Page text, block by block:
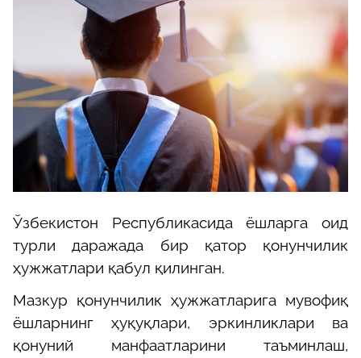
Ўзбекистон Республикасида ёшларга оид
турли даражада бир қатор қонунчилик
ҳужжатлари қабул қилинган.
Мазкур қонунчилик ҳужжатларига мувофиқ
ёшларнинг ҳуқуқлари, эркинликлари ва
қонуний манфаатларини таъминлаш,